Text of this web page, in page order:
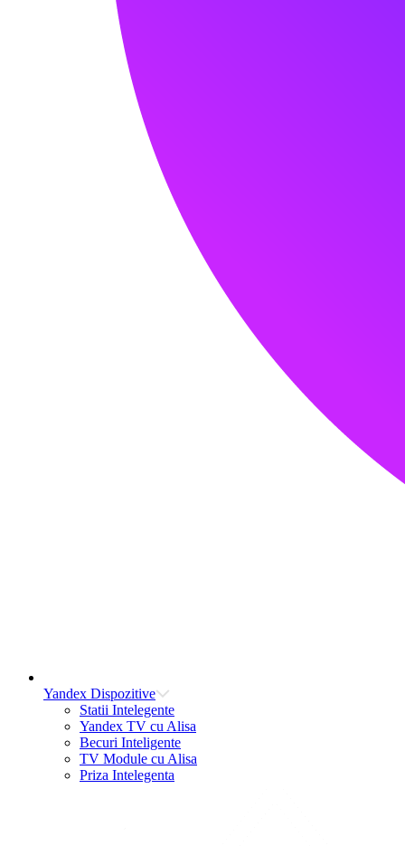
Yandex Dispozitive
Statii Intelegente
Yandex TV cu Alisa
Becuri Inteligente
TV Module cu Alisa
Priza Intelegenta